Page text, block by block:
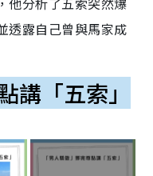
透露自己曾與馬家成
講「五索」